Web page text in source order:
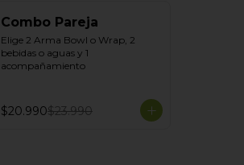
Combo Pareja
Elige 2 Arma Bowl o Wrap, 2
bebidas o aguas y 1
acompañamiento
$20.990$23.990